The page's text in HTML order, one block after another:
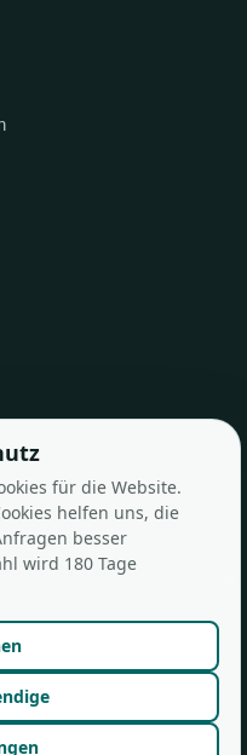
in Zürich für flexible Teams.
für die Website.
helfen uns, die
besser
wird 180 Tage